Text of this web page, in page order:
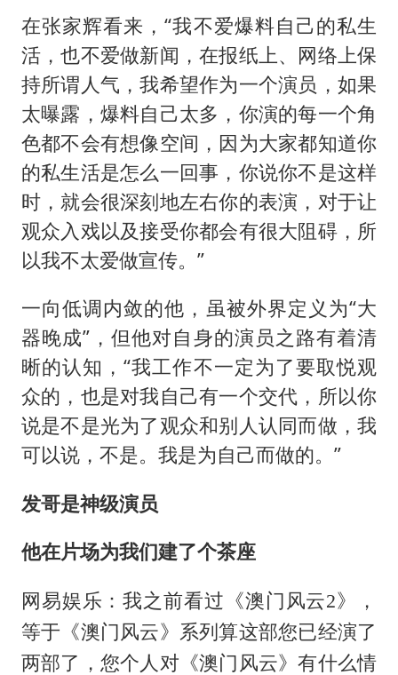
在张家辉看来，“我不爱爆料自己的私生
活，也不爱做新闻，在报纸上、网络上保
持所谓人气，我希望作为一个演员，如果
太曝露，爆料自己太多，你演的每一个角
色都不会有想像空间，因为大家都知道你
的私生活是怎么一回事，你说你不是这样
时，就会很深刻地左右你的表演，对于让
观众入戏以及接受你都会有很大阻碍，所
以我不太爱做宣传。”
一向低调内敛的他，虽被外界定义为“大
器晚成”，但他对自身的演员之路有着清
晰的认知，“我工作不一定为了要取悦观
众的，也是对我自己有一个交代，所以你
说是不是光为了观众和别人认同而做，我
可以说，不是。我是为自己而做的。”
发哥是神级演员
他在片场为我们建了个茶座
网易娱乐：我之前看过《澳门风云2》，
等于《澳门风云》系列算这部您已经演了
两部了，您个人对《澳门风云》有什么情